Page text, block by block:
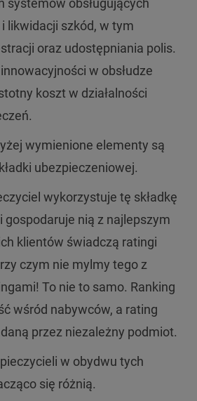
systemów obsługujących
likwidacji szkód, w tym
oraz udostępniania polis.
w obsłudze
koszt w działalności
wymienione elementy są
ubezpieczeniowej.
wykorzystuje tę składkę
gospodaruje nią z najlepszym
klientów świadczą ratingi
czym nie mylmy tego z
To nie to samo. Ranking
wśród nabywców, a rating
przez niezależny podmiot.
w obydwu tych
się różnią.